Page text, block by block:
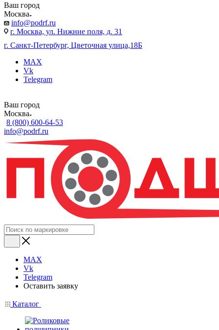
Ваш город
Москва
info@podrf.ru
г. Москва, ул. Нижние поля, д. 31
г. Санкт-Петербург, Цветочная улица,18Б
MAX
Vk
Telegram
Ваш город
Москва
8 (800) 600-64-53
info@podrf.ru
MAX
Vk
Telegram
Оставить заявку
Каталог